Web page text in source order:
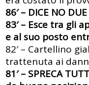
86′ – DICE NO
83′ – Esce tra gli
e al suo posto
82′ – Cartellino
trattenuta ai
81′ – SPRECA